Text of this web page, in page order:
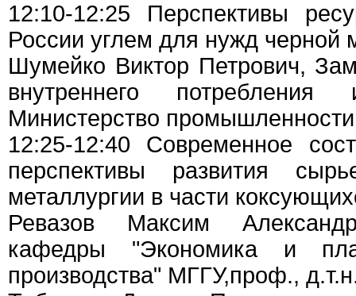
12:10-12:25 Перспективы
России углем для нужд черной
Шумейко Виктор Петрович,
внутреннего
Министерство промышленности
12:25-12:40 Современное
перспективы развития
металлургии в части
Ревазов Максим
кафедры "Экономика и
производства" МГГУ,проф.,